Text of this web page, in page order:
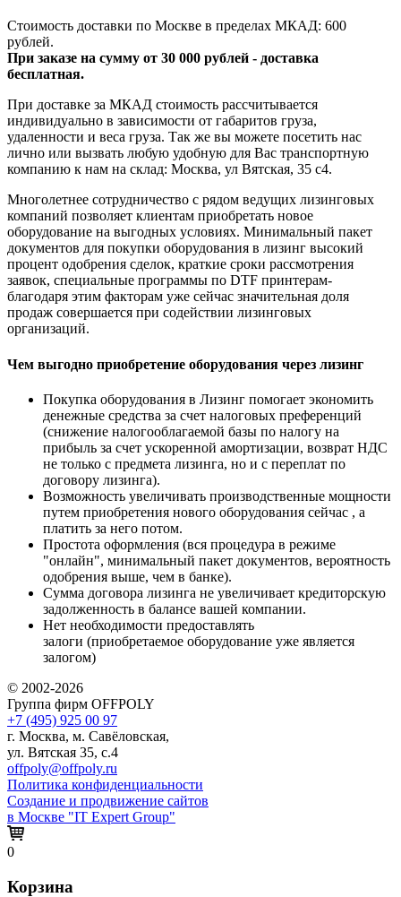
Стоимость доставки по Москве в пределах МКАД: 600
рублей.
При заказе на сумму от 30 000 рублей - доставка
бесплатная.
При доставке за МКАД стоимость рассчитывается
индивидуально в зависимости от габаритов груза,
удаленности и веса груза. Так же вы можете посетить нас
лично или вызвать любую удобную для Вас транспортную
компанию к нам на склад: Москва, ул Вятская, 35 c4.
Многолетнее сотрудничество с рядом ведущих лизинговых
компаний позволяет клиентам приобретать новое
оборудование на выгодных условиях. Минимальный пакет
документов для покупки оборудования в лизинг высокий
процент одобрения сделок, краткие сроки рассмотрения
заявок, специальные программы по DTF принтерам-
благодаря этим факторам уже сейчас значительная доля
продаж совершается при содействии лизинговых
организаций.
Чем выгодно приобретение оборудования через лизинг
Покупка оборудования в Лизинг помогает экономить
денежные средства за счет налоговых преференций
(снижение налогооблагаемой базы по налогу на
прибыль за счет ускоренной амортизации, возврат НДС
не только с предмета лизинга, но и с переплат по
договору лизинга).
Возможность увеличивать производственные мощности
путем приобретения нового оборудования сейчас , а
платить за него потом.
Простота оформления (вся процедура в режиме
"онлайн", минимальный пакет документов, вероятность
одобрения выше, чем в банке).
Сумма договора лизинга не увеличивает кредиторскую
задолженность в балансе вашей компании.
Нет необходимости предоставлять
залоги (приобретаемое оборудование уже является
залогом)
© 2002-2026
Группа фирм OFFPOLY
+7 (495) 925 00 97
г. Москва, м. Савёловская,
ул. Вятская 35, с.4
offpoly@offpoly.ru
Политика конфиденциальности
Создание и продвижение сайтов
в Москве "IT Expert Group"
0
Корзина